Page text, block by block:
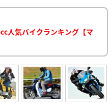
人気バイクランキング【マ